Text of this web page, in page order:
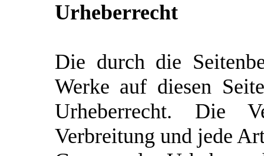
Urheberrecht
Die durch die
Werke auf diesen
Urheberrecht. Die
Verbreitung und jede